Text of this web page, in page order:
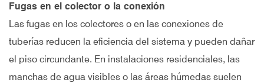
Fugas en el colector o la conexión
Las fugas en los colectores o en las conexiones de
tuberías reducen la eficiencia del sistema y pueden dañar
el piso circundante. En instalaciones residenciales, las
manchas de agua visibles o las áreas húmedas suelen